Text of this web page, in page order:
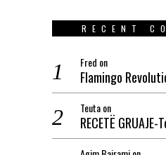
RECENT
Fred on
Flamingo
Teutaon
RECETË